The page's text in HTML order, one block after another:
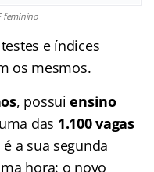
feminino
e índices
os mesmos.
, possuiensino
das 1.100 vagas
a sua segunda
hora: o novo